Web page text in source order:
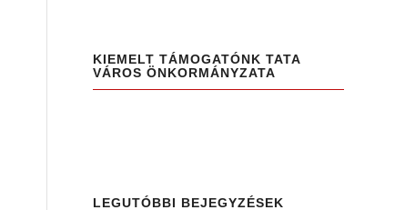
KIEMELT TÁMOGATÓNK TATA
VÁROS ÖNKORMÁNYZATA
LEGUTÓBBI BEJEGYZÉSEK